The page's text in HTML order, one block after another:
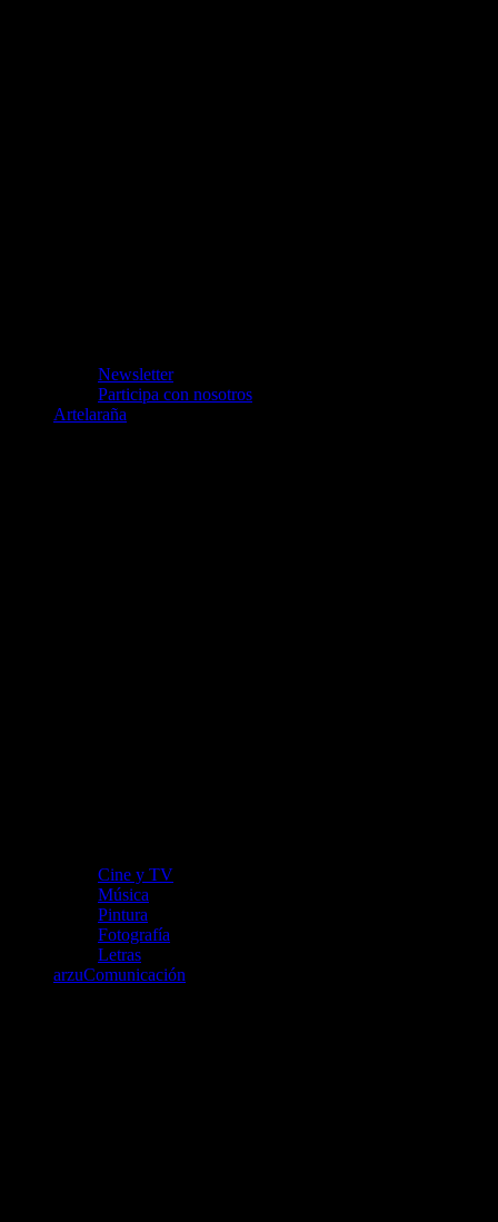
Newsletter
Participa con nosotros
Artelaraña
Cine y TV
Música
Pintura
Fotografía
Letras
arzuComunicación